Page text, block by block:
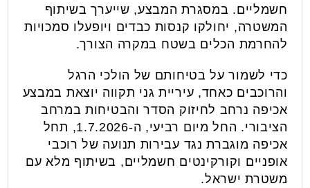
חשמליים. במסגרת המבצע, שייערך בשיתוף
המשטרה, יחולקו קנסות כבדים ויופעלו סמכויות
להחרמת הכלים בשטח במקרה הצורך.
כדי לשמור על בטיחותם של הולכי הרגל
והרוכבים כאחד, עיריית גני תקווה יוצאת במבצע
אכיפה נרחב לחיזוק הסדר והבטיחות במרחב
הציבורי. החל מיום רביעי, ה-1.7.2026, תחל
אכיפה מוגברת נגד עבירות תנועה של רוכבי
אופניים וקורקינטים חשמליים, בשיתוף מלא עם
משטרת ישראל.